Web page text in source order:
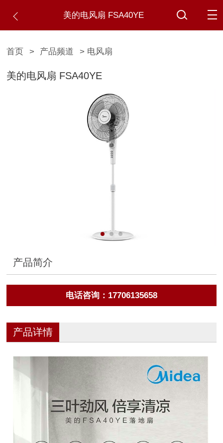
美的电风扇 FSA40YE
首页 > 产品频道 > 电风扇
美的电风扇 FSA40YE
产品简介
电话咨询：17706135658
产品详情